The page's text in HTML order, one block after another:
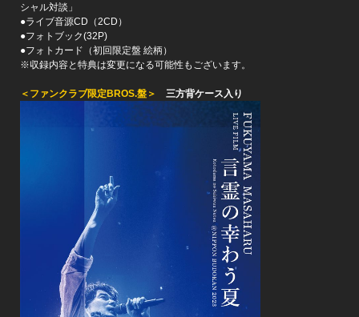
シャル対談」
●ライブ音源CD（2CD）
●フォトブック(32P)
●フォトカード（初回限定盤 絵柄）
※収録内容と特典は変更になる可能性もございます。
＜ファンクラブ限定BROS.盤＞ 三方背ケース入り